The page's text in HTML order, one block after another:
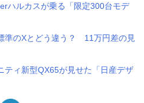
ハルカスが乗る「限定300台モデ
準のXとどう違う？ 11万円差の見
ティ新型QX65が見せた「日産デザ